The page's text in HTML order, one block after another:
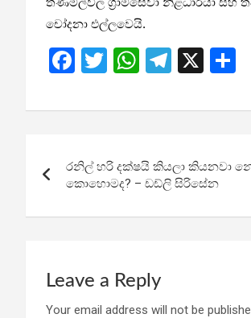
චෝදනා එල්ලවෙයි.
F
ce
o
o
k
T
tt
W
at
A
p
p
T
e
a
m
X
navigation
රනිල් හරි දක්ෂයි කියලා කියනවා
කොහොමද? – ඩඩ්ලි සිරිසේන
Leave a Reply
Your email address will not be